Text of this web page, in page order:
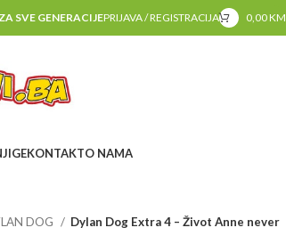
SVE GENERACIJEPRIJAVA / REGISTRACIJA 0,00KM
KONTAKTO NAMA
DOG Dylan Dog Extra 4 – Život Anne never